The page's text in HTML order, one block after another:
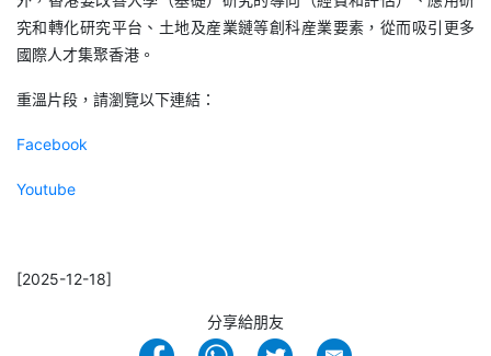
究和轉化研究平台、土地及産業鏈等創科産業要素，從而吸引更多
國際人才集聚香港。
重溫片段，請瀏覽以下連結：
Facebook
Youtube
[2025-12-18]
分享給朋友